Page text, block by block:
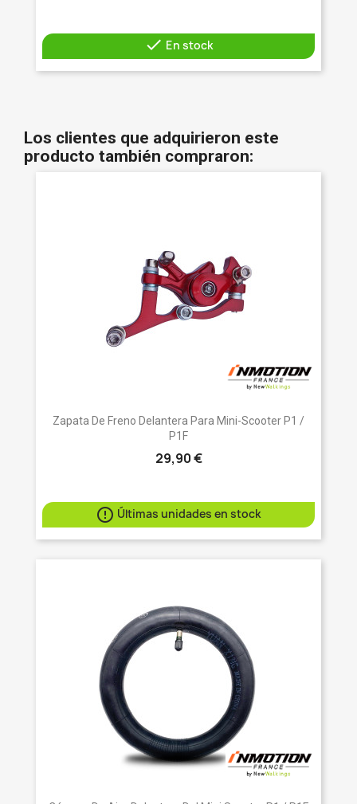
 En stock
Los clientes que adquirieron este
producto también compraron:
Zapata De Freno Delantera Para Mini-Scooter P1 /
P1F
29,90 €
 Últimas unidades en stock